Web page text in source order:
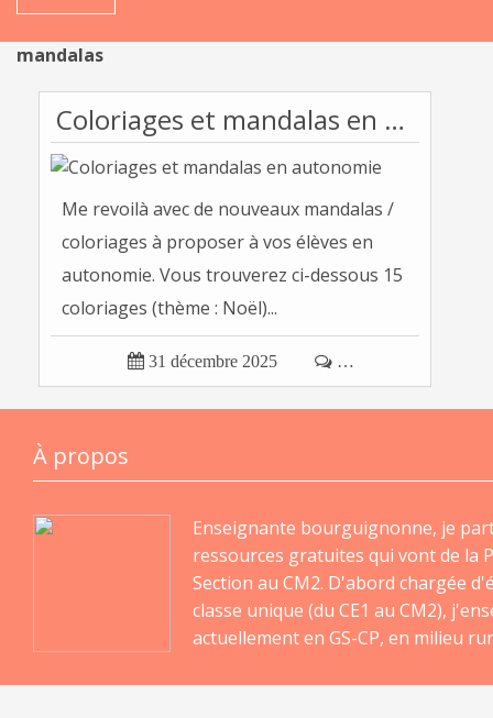
mandalas
Coloriages et mandalas en autonomie
Me revoilà avec de nouveaux mandalas /
coloriages à proposer à vos élèves en
autonomie. Vous trouverez ci-dessous 15
coloriages (thème : Noël)...
 31 décembre 2025  …
À propos
Enseignante bourguignonne, je
ressources gratuites qui vont de la
Section au CM2. D'abord chargée
classe unique (du CE1 au CM2),
actuellement en GS-CP, en milieu